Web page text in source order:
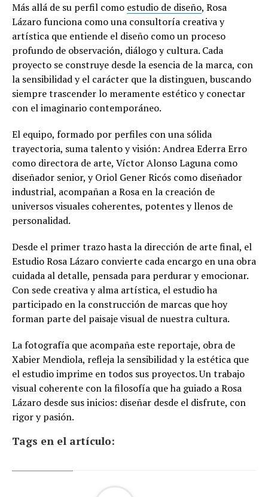
Más allá de su perfil como estudio de diseño, Rosa
Lázaro funciona como una consultoría creativa y
artística que entiende el diseño como un proceso
profundo de observación, diálogo y cultura. Cada
proyecto se construye desde la esencia de la marca, con
la sensibilidad y el carácter que la distinguen, buscando
siempre trascender lo meramente estético y conectar
con el imaginario contemporáneo.
El equipo, formado por perfiles con una sólida
trayectoria, suma talento y visión: Andrea Ederra Erro
como directora de arte, Víctor Alonso Laguna como
diseñador senior, y Oriol Gener Ricós como diseñador
industrial, acompañan a Rosa en la creación de
universos visuales coherentes, potentes y llenos de
personalidad.
Desde el primer trazo hasta la dirección de arte final, el
Estudio Rosa Lázaro convierte cada encargo en una obra
cuidada al detalle, pensada para perdurar y emocionar.
Con sede creativa y alma artística, el estudio ha
participado en la construcción de marcas que hoy
forman parte del paisaje visual de nuestra cultura.
La fotografía que acompaña este reportaje, obra de
Xabier Mendiola, refleja la sensibilidad y la estética que
el estudio imprime en todos sus proyectos. Un trabajo
visual coherente con la filosofía que ha guiado a Rosa
Lázaro desde sus inicios: diseñar desde el disfrute, con
rigor y pasión.
Tags en el artículo: